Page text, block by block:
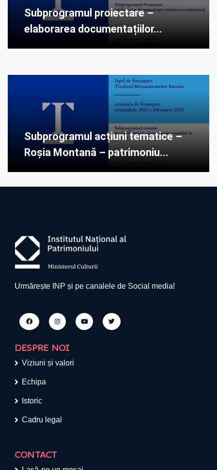
Subprogramul proiectare –
elaborarea documentațiilor...
Subprogramul acțiuni tematice –
Roșia Montană – patrimoniu...
Urmărește INP și pe canalele de Social media!
DESPRE NOI
Viziuni și valori
Echipa
Istoric
Cadru legal
CONTACT